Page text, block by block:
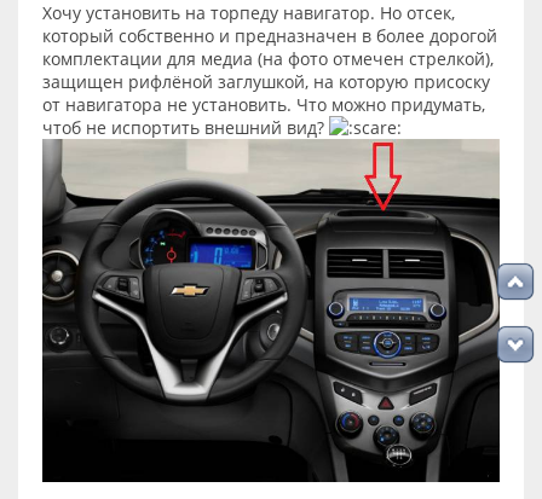
Хочу установить на торпеду навигатор. Но отсек,
который собственно и предназначен в более дорогой
комплектации для медиа (на фото отмечен стрелкой),
защищен рифлёной заглушкой, на которую присоску
от навигатора не установить. Что можно придумать,
чтоб не испортить внешний вид?